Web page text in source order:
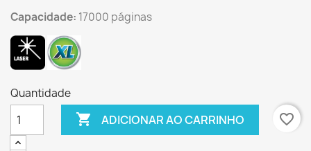
Capacidade: 17000 páginas
Quantidade
 ADICIONAR AO CARRINHO favorite_border